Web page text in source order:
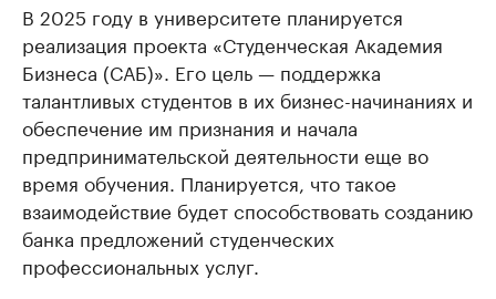
В 2025 году в университете планируется
реализация проекта «Студенческая Академия
Бизнеса (САБ)». Его цель — поддержка
талантливых студентов в их бизнес-начинаниях и
обеспечение им признания и начала
предпринимательской деятельности еще во
время обучения. Планируется, что такое
взаимодействие будет способствовать созданию
банка предложений студенческих
профессиональных услуг.